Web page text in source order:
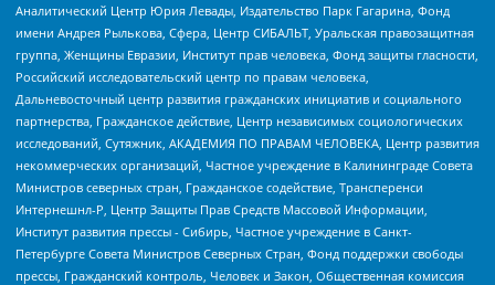
Аналитический Центр Юрия Левады, Издательство Парк Гагарина, Фонд
имени Андрея Рылькова, Сфера, Центр СИБАЛЬТ, Уральская правозащитная
группа, Женщины Евразии, Институт прав человека, Фонд защиты гласности,
Российский исследовательский центр по правам человека,
Дальневосточный центр развития гражданских инициатив и социального
партнерства, Гражданское действие, Центр независимых социологических
исследований, Сутяжник, АКАДЕМИЯ ПО ПРАВАМ ЧЕЛОВЕКА, Центр развития
некоммерческих организаций, Частное учреждение в Калининграде Совета
Министров северных стран, Гражданское содействие, Трансперенси
Интернешнл-Р, Центр Защиты Прав Средств Массовой Информации,
Институт развития прессы - Сибирь, Частное учреждение в Санкт-
Петербурге Совета Министров Северных Стран, Фонд поддержки свободы
прессы, Гражданский контроль, Человек и Закон, Общественная комиссия